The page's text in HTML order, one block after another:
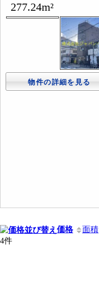
277.24m²
物件の詳細を見る
価格 面積
4件